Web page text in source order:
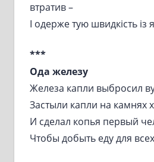
втратив –
І одерже тую швидкість із
***
Ода железу
Железа капли выбросил
Застыли капли на камнях
И сделал копья первый
Чтобы добыть еду для